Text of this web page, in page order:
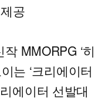
공
MMORPG ‘히
는 ‘크리에이터
에이터 선발대